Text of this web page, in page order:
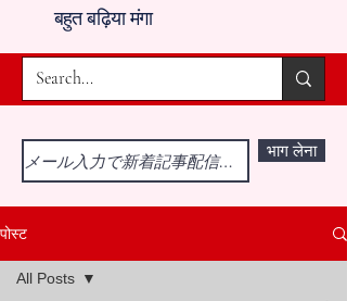
बहुत बढ़िया मंगा
भाग लेना
पोस्ट
All Posts